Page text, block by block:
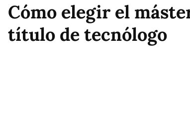
Cómo elegir el
título de tecnólogo